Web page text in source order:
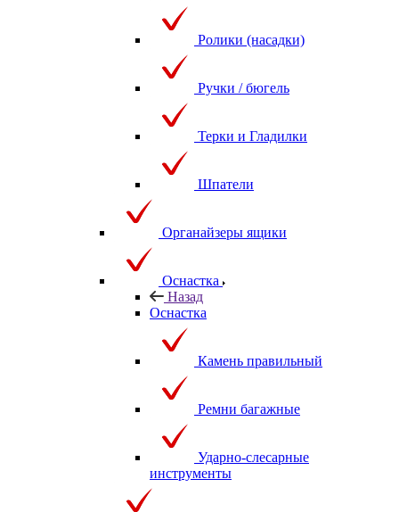
Ролики (насадки)
Ручки / бюгель
Терки и Гладилки
Шпатели
Органайзеры ящики
Оснастка
Назад
Оснастка
Камень правильный
Ремни багажные
Ударно-слесарные
инструменты